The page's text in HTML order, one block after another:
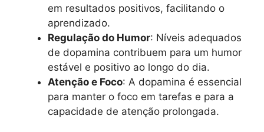
em resultados positivos, facilitando o
aprendizado.
Regulação do Humor: Níveis adequados
de dopamina contribuem para um humor
estável e positivo ao longo do dia.
Atenção e Foco: A dopamina é essencial
para manter o foco em tarefas e para a
capacidade de atenção prolongada.